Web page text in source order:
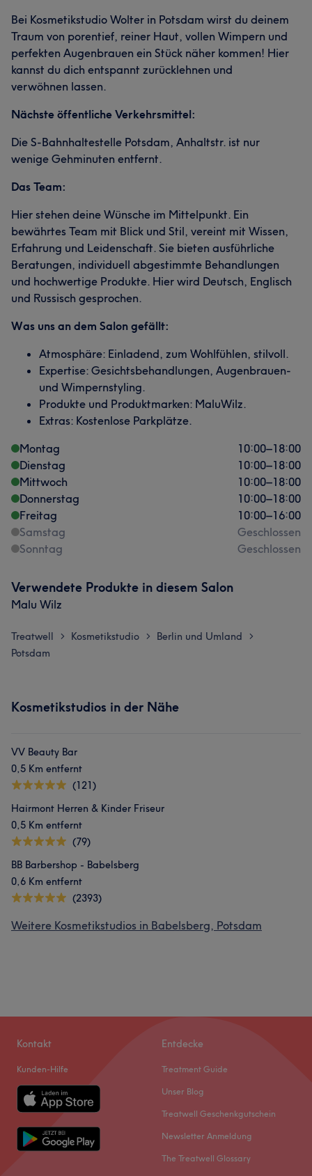
Bei Kosmetikstudio Wolter in Potsdam wirst du deinem
Traum von porentief, reiner Haut, vollen Wimpern und
perfekten Augenbrauen ein Stück näher kommen! Hier
kannst du dich entspannt zurücklehnen und
verwöhnen lassen.
Nächste öffentliche Verkehrsmittel:
Die S-Bahnhaltestelle Potsdam, Anhaltstr. ist nur
wenige Gehminuten entfernt.
Das Team:
Hier stehen deine Wünsche im Mittelpunkt. Ein
bewährtes Team mit Blick und Stil, vereint mit Wissen,
Erfahrung und Leidenschaft. Sie bieten ausführliche
Beratungen, individuell abgestimmte Behandlungen
und hochwertige Produkte. Hier wird Deutsch, Englisch
und Russisch gesprochen.
Was uns an dem Salon gefällt:
Atmosphäre: Einladend, zum Wohlfühlen, stilvoll.
Expertise: Gesichtsbehandlungen, Augenbrauen-
und Wimpernstyling.
Produkte und Produktmarken: MaluWilz.
Extras: Kostenlose Parkplätze.
Montag
10:00–18:00
Dienstag
10:00–18:00
Mittwoch
10:00–18:00
Donnerstag
10:00–18:00
Freitag
10:00–16:00
Samstag
Geschlossen
Sonntag
Geschlossen
Verwendete Produkte in diesem Salon
Malu Wilz
Treatwell > Kosmetikstudio > Berlin und Umland >
Potsdam
Kosmetikstudios in der Nähe
VV Beauty Bar
0,5 Km entfernt
(121)
Hairmont Herren & Kinder Friseur
0,5 Km entfernt
(79)
BB Barbershop - Babelsberg
0,6 Km entfernt
(2393)
Weitere Kosmetikstudios in Babelsberg, Potsdam
Kontakt
Kunden-Hilfe
Entdecke
Treatment Guide
Unser Blog
Treatwell Geschenkgutschein
Newsletter Anmeldung
The Treatwell Glossary